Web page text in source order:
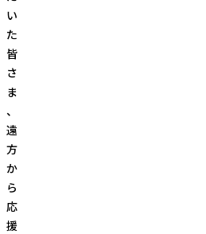
い
た
皆
さ
ま
、
遠
方
か
ら
応
援